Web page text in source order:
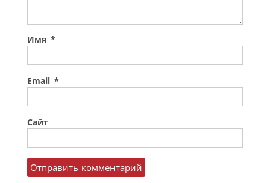
Имя *
Email *
Сайт